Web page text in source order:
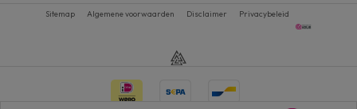
Sitemap Algemene voorwaarden Disclaimer Privacybeleid